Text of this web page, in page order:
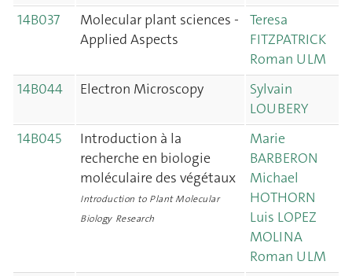
14B037
Molecular plant sciences -
Applied Aspects
Teresa
FITZPATRICK
Roman ULM
14B044
Electron Microscopy
Sylvain
LOUBERY
14B045
Introduction à la
recherche en biologie
moléculaire des végétaux
Introduction to Plant Molecular
Biology Research
Marie
BARBERON
Michael
HOTHORN
Luis LOPEZ
MOLINA
Roman ULM